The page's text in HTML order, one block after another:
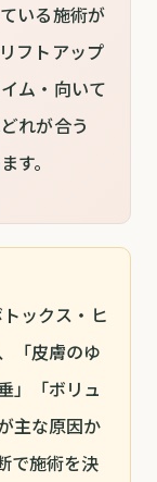
いる施術が
フトアップ
ム・向いて
れが合う
す。
ックス・ヒ
「皮膚のゆ
」「ボリュ
主な原因か
で施術を決